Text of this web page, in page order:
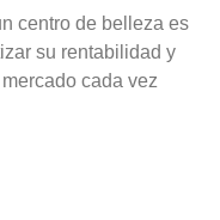
centro de belleza es
su rentabilidad y
cada vez